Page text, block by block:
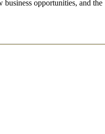
opportunities, and the